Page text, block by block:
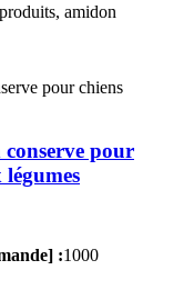
amidon
pour
:1000